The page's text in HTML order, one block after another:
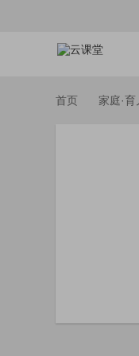
首页 家庭·育